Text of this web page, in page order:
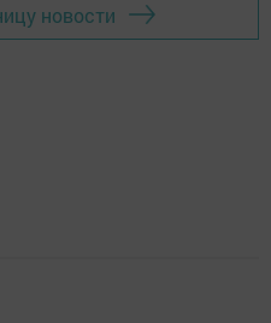
новости